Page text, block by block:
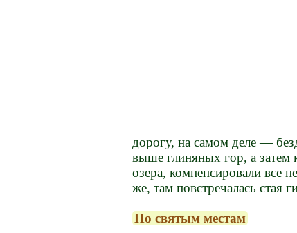
дорогу, на самом деле —
выше глиняных гор, а затем
озера, компенсировали все
же, там повстречалась стая
По святым местам